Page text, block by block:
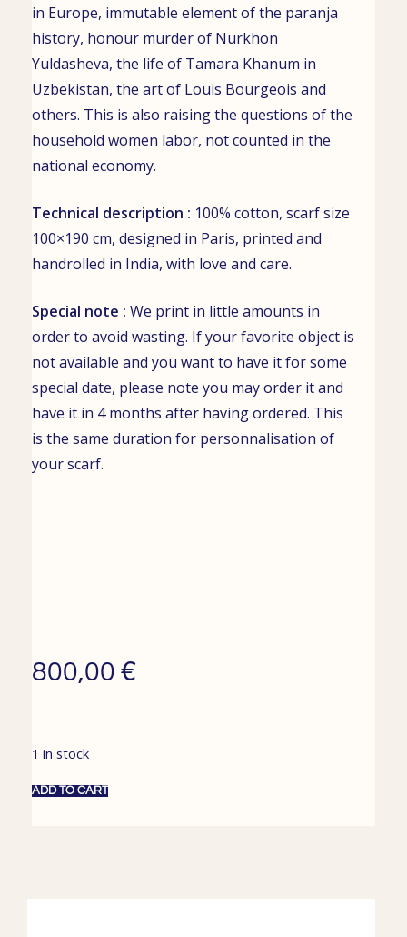
in Europe, immutable element of the paranja
history, honour murder of Nurkhon
Yuldasheva, the life of Tamara Khanum in
Uzbekistan, the art of Louis Bourgeois and
others. This is also raising the questions of the
household women labor, not counted in the
national economy.
Technical description : 100% cotton, scarf size
100×190 cm, designed in Paris, printed and
handrolled in India, with love and care.
Special note : We print in little amounts in
order to avoid wasting. If your favorite object is
not available and you want to have it for some
special date, please note you may order it and
have it in 4 months after having ordered. This
is the same duration for personnalisation of
your scarf.
800,00 €
1 in stock
ADD TO CART